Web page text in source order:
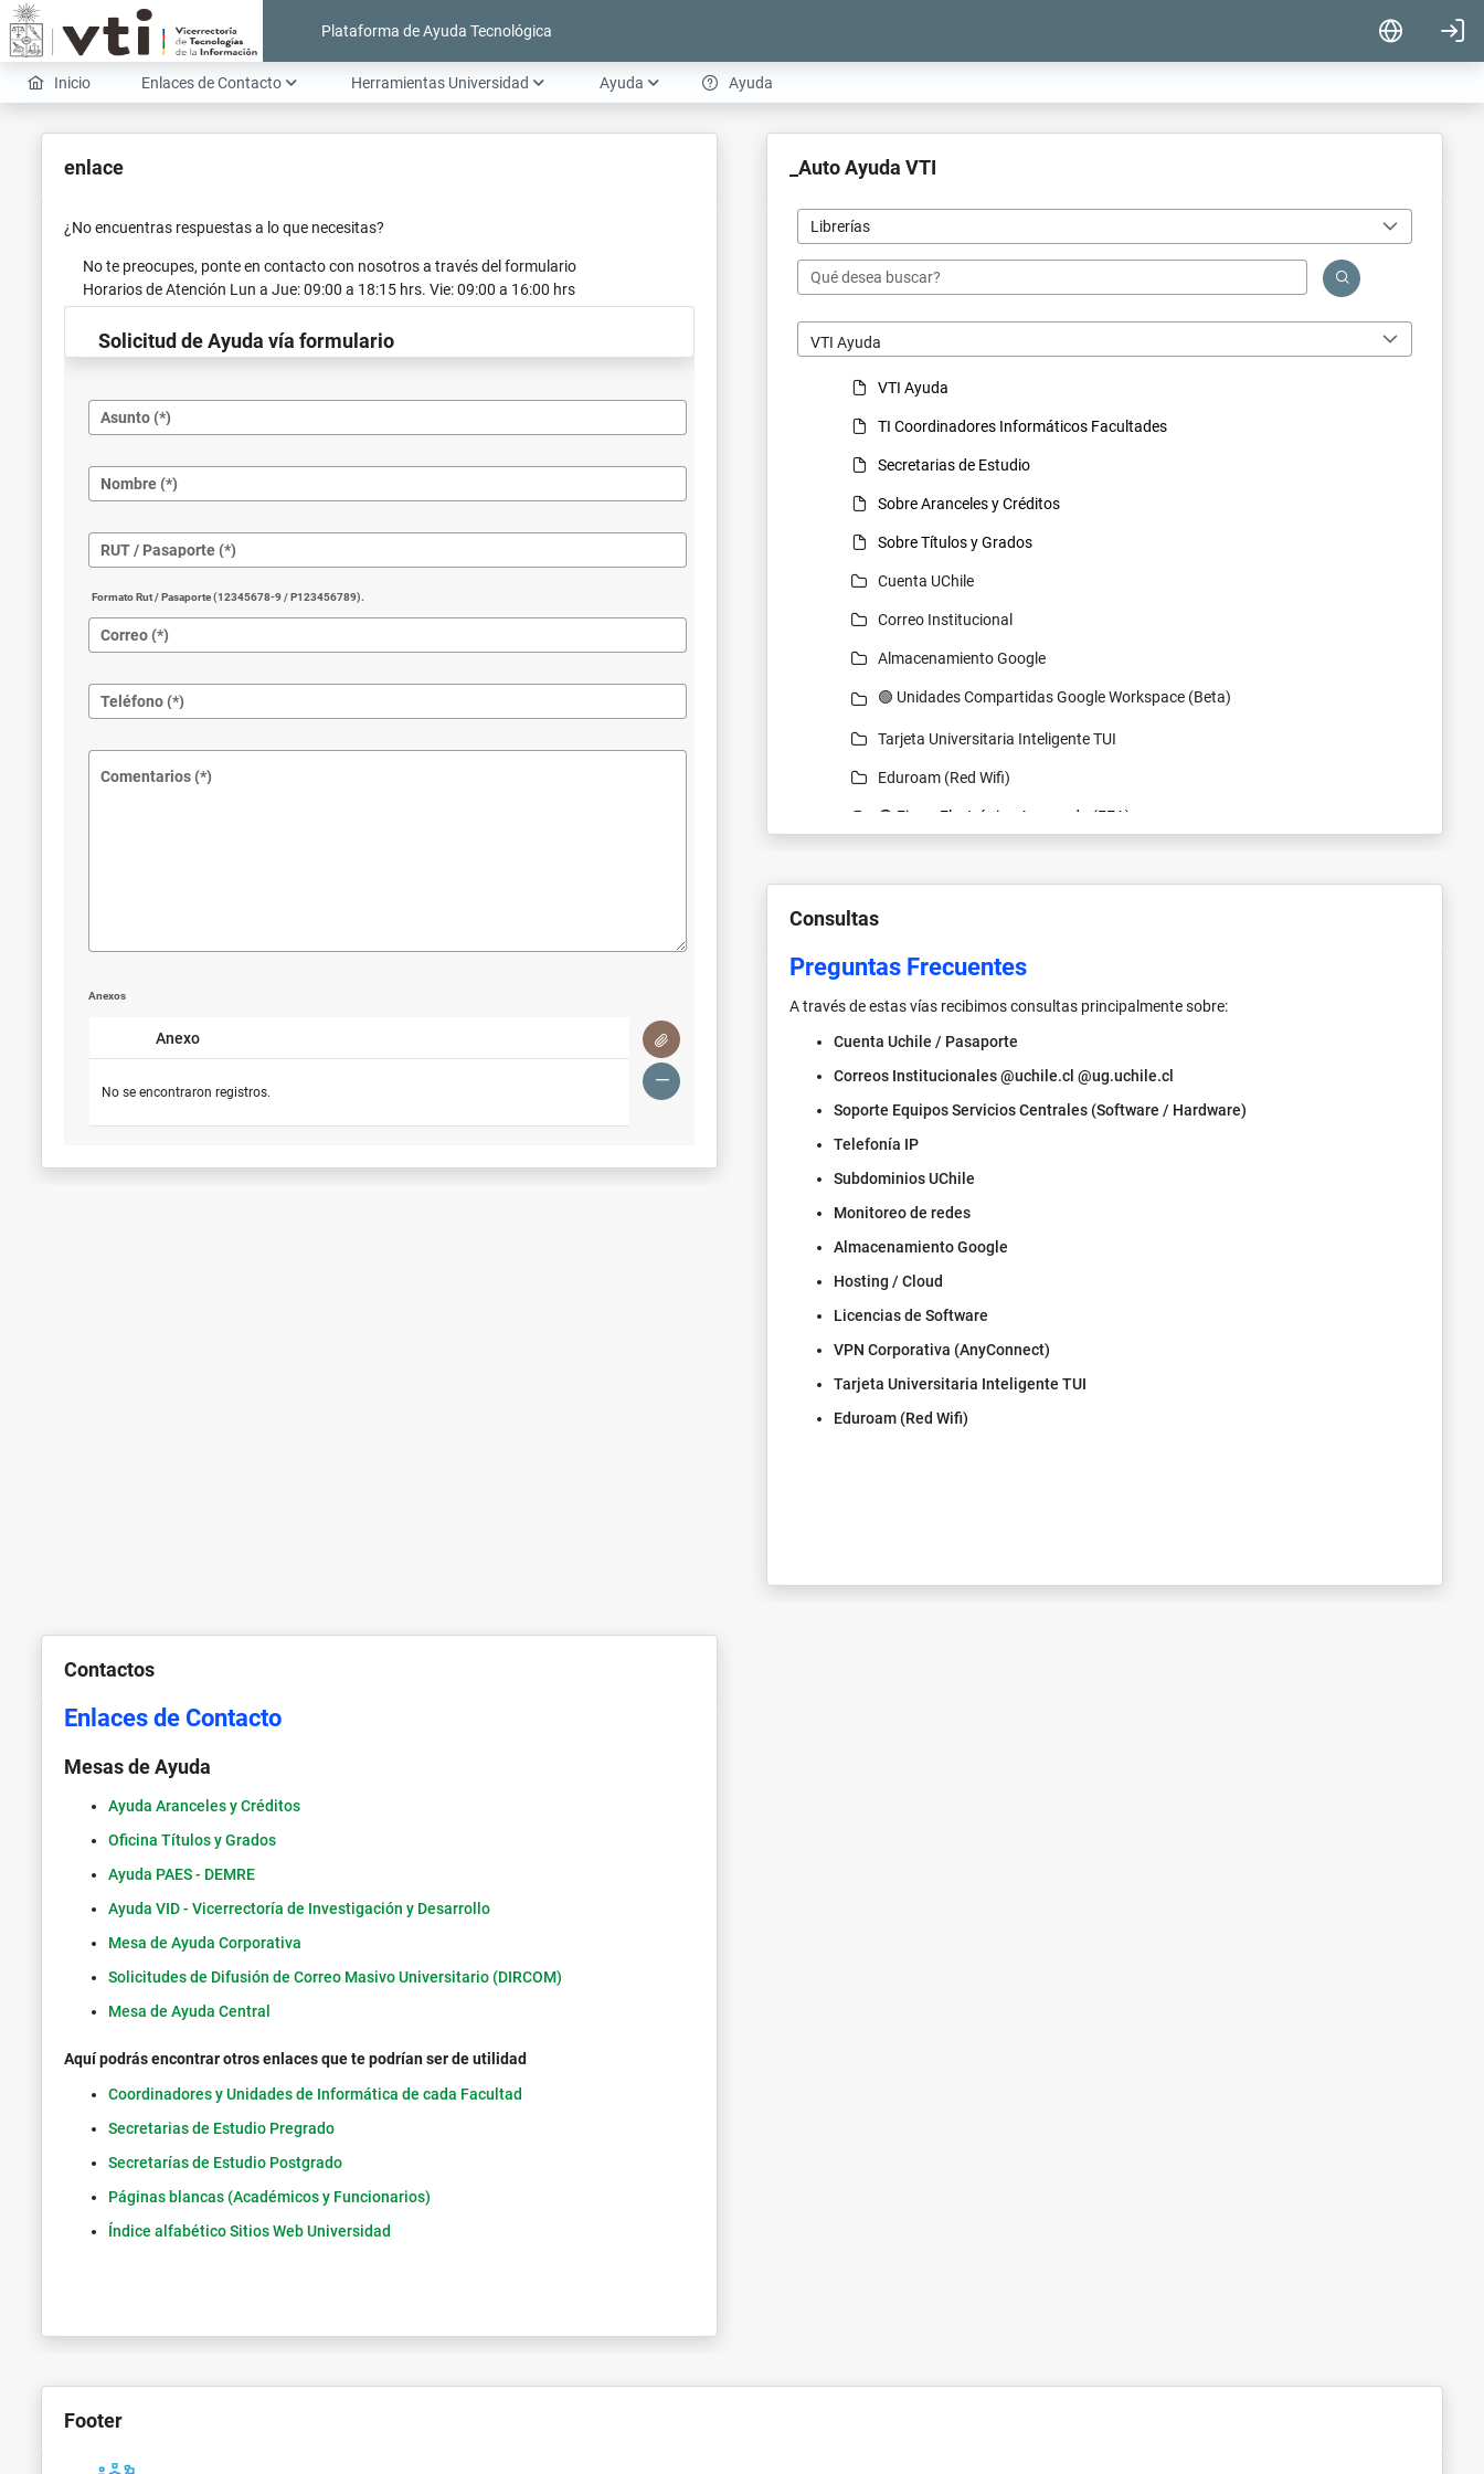
Plataforma de Ayuda Tecnológica
Inicio Enlaces de Contacto Herramientas Universidad Ayuda Ayuda
enlace
¿No encuentras respuestas a lo que necesitas?
No te preocupes, ponte en contacto con nosotros a través del formulario
Horarios de Atención Lun a Jue: 09:00 a 18:15 hrs. Vie: 09:00 a 16:00 hrs
_Auto Ayuda VTI
Librerías
VTI Ayuda
VTI Ayuda
TI Coordinadores Informáticos Facultades
Secretarias de Estudio
Sobre Aranceles y Créditos
Sobre Títulos y Grados
Cuenta UChile
Correo Institucional
Almacenamiento Google
🟢 Unidades Compartidas Google Workspace (Beta)
Tarjeta Universitaria Inteligente TUI
Eduroam (Red Wifi)
🟢 Firma Electrónica Avanzada (FEA)
Videoconferencia
Licencias de Software
Contáctenos
Consultas
Preguntas Frecuentes
A través de estas vías recibimos consultas principalmente sobre:
Cuenta Uchile / Pasaporte
Correos Institucionales @uchile.cl @ug.uchile.cl
Soporte Equipos Servicios Centrales (Software / Hardware)
Telefonía IP
Subdominios UChile
Monitoreo de redes
Almacenamiento Google
Hosting / Cloud
Licencias de Software
VPN Corporativa (AnyConnect)
Tarjeta Universitaria Inteligente TUI
Eduroam (Red Wifi)
Contactos
Enlaces de Contacto
Mesas de Ayuda
Ayuda Aranceles y Créditos
Oficina Títulos y Grados
Ayuda PAES - DEMRE
Ayuda VID - Vicerrectoría de Investigación y Desarrollo
Mesa de Ayuda Corporativa
Solicitudes de Difusión de Correo Masivo Universitario (DIRCOM)
Mesa de Ayuda Central
Aquí podrás encontrar otros enlaces que te podrían ser de utilidad
Coordinadores y Unidades de Informática de cada Facultad
Secretarias de Estudio Pregrado
Secretarías de Estudio Postgrado
Páginas blancas (Académicos y Funcionarios)
Índice alfabético Sitios Web Universidad
Footer